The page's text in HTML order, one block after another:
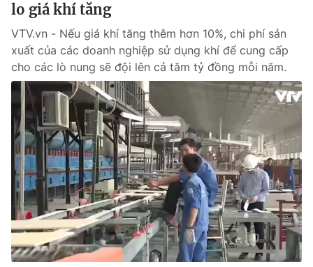
lo giá khí tăng
VTV.vn - Nếu giá khí tăng thêm hơn 10%, chi phí sản
xuất của các doanh nghiệp sử dụng khí để cung cấp
cho các lò nung sẽ đội lên cả tăm tỷ đồng mỗi năm.